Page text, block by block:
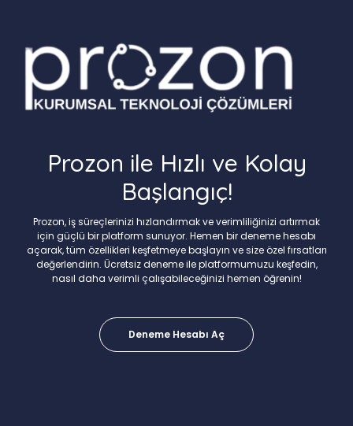
Prozon ile Hızlı ve Kolay
Başlangıç!
Prozon, iş süreçlerinizi hızlandırmak ve verimliliğinizi artırmak
için güçlü bir platform sunuyor. Hemen bir deneme hesabı
açarak, tüm özellikleri keşfetmeye başlayın ve size özel fırsatları
değerlendirin. Ücretsiz deneme ile platformumuzu keşfedin,
nasıl daha verimli çalışabileceğinizi hemen öğrenin!
Deneme Hesabı Aç